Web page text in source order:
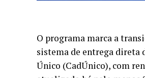
O programa marca a
sistema de entrega direta
Único (CadÚnico), com